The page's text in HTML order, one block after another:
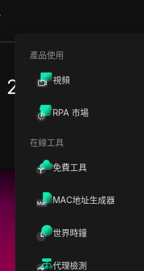
產品使用
視頻
RPA 市場
在線工具
免費工具
MAC地址生成器
世界時鐘
代理檢測
2026 年解除你
Play Video: 2026 年解除你的